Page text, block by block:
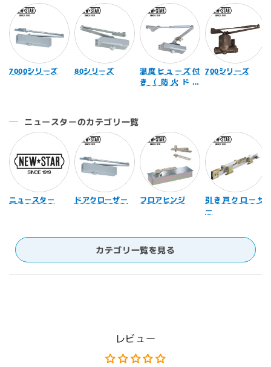
7000シリーズ 80シリーズ
温度ヒューズ付
き（防火ドア
700シリーズ
ニュースターのカテゴリ一覧
ニュースター ドアクローザー フロアヒンジ
引き戸クローザ
ー
カテゴリ一覧を見る
レビュー